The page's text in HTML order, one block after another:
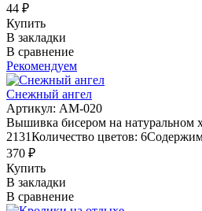
44 ₽
Купить
В закладки
В сравнение
Рекомендуем
Снежный ангел
Артикул: AM-020
Вышивка бисером на натуральном
2131Количество цветов:
370 ₽
Купить
В закладки
В сравнение